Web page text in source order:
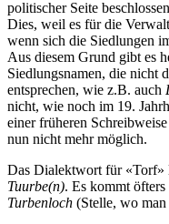
politischer Seite
Dies, weil es für die
wenn sich die Siedlungen
Aus diesem Grund gibt es
Siedlungsnamen, die nicht
entsprechen, wie z.B. auch
nicht, wie noch im 19.
einer früheren
nun nicht mehr möglich.
Das Dialektwort für «Torf»
Tuurbe(n). Es kommt
Turbenloch (Stelle, wo